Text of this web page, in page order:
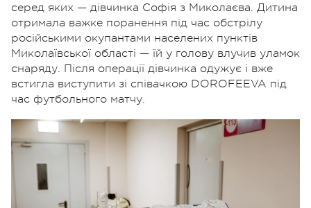
серед яких — дівчинка Софія з Миколаєва. Дитина
отримала важке поранення під час обстрілу
російськими окупантами населених пунктів
Миколаївської області — їй у голову влучив уламок
снаряду. Після операції дівчинка одужує і вже
встигла виступити зі співачкою DOROFEEVA під
час футбольного матчу.